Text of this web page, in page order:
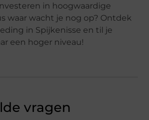
in hoogwaardige
waar wacht je nog op? Ontdek
in Spijkenisse en til je
een hoger niveau!
vragen